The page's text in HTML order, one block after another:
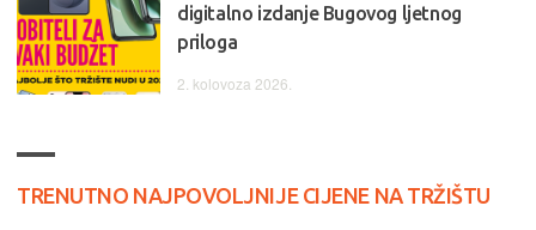
digitalno izdanje Bugovog ljetnog
priloga
2. kolovoza 2026.
TRENUTNO NAJPOVOLJNIJE CIJENE NA TRŽIŠTU